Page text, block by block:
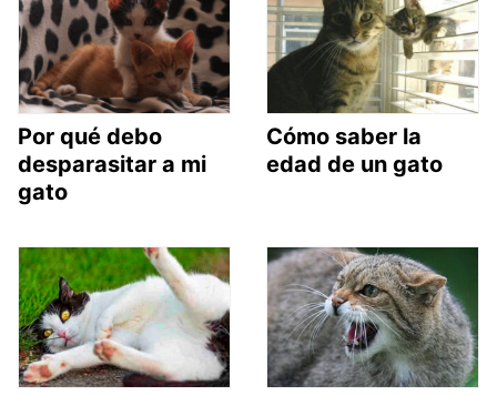
Por qué debo
desparasitar a mi
gato
Cómo saber la
edad de un gato